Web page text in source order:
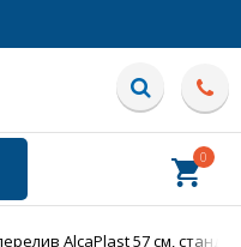
0
AlcaPlast 57 см,